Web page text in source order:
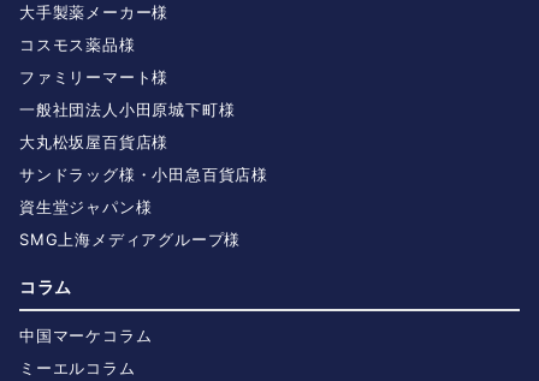
大手製薬メーカー様
コスモス薬品様
ファミリーマート様
一般社団法人小田原城下町様
大丸松坂屋百貨店様
サンドラッグ様・小田急百貨店様
資生堂ジャパン様
SMG上海メディアグループ様
コラム
中国マーケコラム
ミーエルコラム